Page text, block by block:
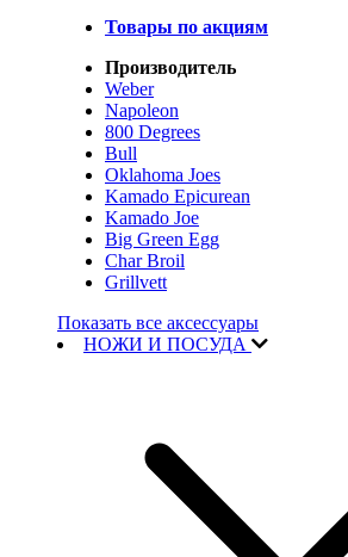
Товары по акциям
Производитель
Weber
Napoleon
800 Degrees
Bull
Oklahoma Joes
Kamado Epicurean
Kamado Joe
Big Green Egg
Char Broil
Grillvett
Показать все аксессуары
НОЖИ И ПОСУДА